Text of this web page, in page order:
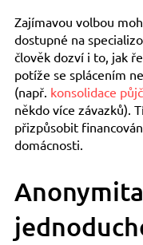
Zajímavou volbou
dostupné na
člověk dozví i to, jak
potíže se splácením
(např. konsolidace
někdo více závazků).
přizpůsobit
domácnosti.